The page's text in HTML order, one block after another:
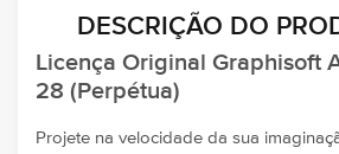
DESCRIÇÃO DO
Licença Original Graphisoft
28 (Perpétua)
Projete na velocidade da sua